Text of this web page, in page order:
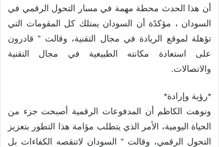
أن هذا الحدث محطة مهمة في مسار التحول الرقمي في
السودان ، مؤكدًة أن السودان يمتلك كل المقومات التي
تؤهلة لموقع الريادة في مجال التقنية، وقالت ” قادرون
على استعادة مكانته الطبيعية في مجال التقنية
والاتصالات.
*رؤية وإرادة*
ونوهت الكاظم أن المدفوعات الرقمية أصبحت جزء من
الحياة اليومية، الأمر الذي يتطلب مؤامة هذا التطور بتعزيز
التحول الرقمي، وقالت ” السودان لاتنقصه الكفاءات بل